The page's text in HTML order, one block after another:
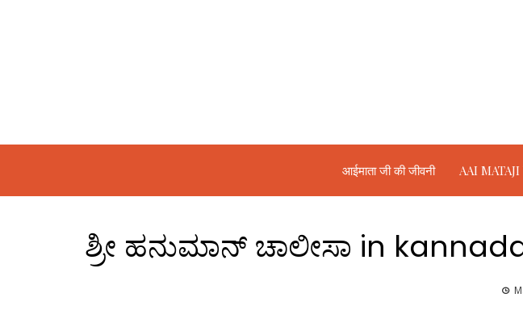
आईमाता जी की जीवनी AAI
ಶ್ರೀ ಹನುಮಾನ್ ಚಾಲೀಸಾ in